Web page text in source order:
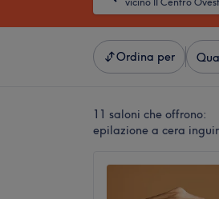
Ordina per
11 saloni che offrono:
epilazione a cera